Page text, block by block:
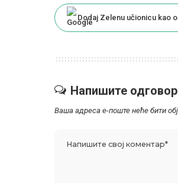
Dodaj Zelenu učionicu kao
Напишите одговор
Ваша адреса е-поште неће бити